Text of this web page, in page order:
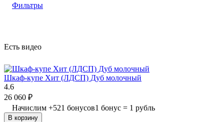
Фильтры
Есть видео
Шкаф-купе Хит (ЛДСП) Дуб молочный
4.6
26 060 ₽
Начислим +521 бонусов1 бонус = 1 рубль
В корзину